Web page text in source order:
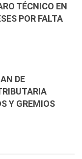
TÉCNICO EN
POR FALTA
DE
Y GREMIOS